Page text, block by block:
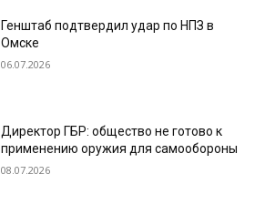
Генштаб подтвердил удар по НПЗ в
Омске
06.07.2026
Директор ГБР: общество не готово к
применению оружия для самообороны
08.07.2026